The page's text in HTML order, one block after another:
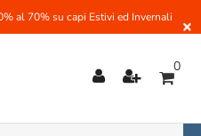
×
al 70% su capi Estivi ed Invernali
0